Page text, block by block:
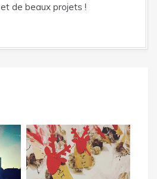
de beaux projets !